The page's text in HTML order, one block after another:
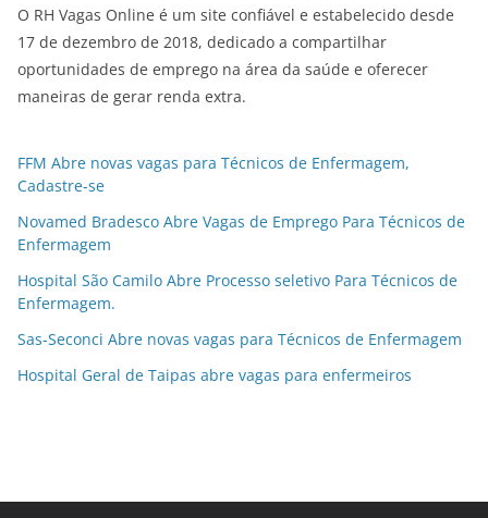
O RH Vagas Online é um site confiável e estabelecido desde
17 de dezembro de 2018, dedicado a compartilhar
oportunidades de emprego na área da saúde e oferecer
maneiras de gerar renda extra.
FFM Abre novas vagas para Técnicos de Enfermagem,
Cadastre-se
Novamed Bradesco Abre Vagas de Emprego Para Técnicos de
Enfermagem
Hospital São Camilo Abre Processo seletivo Para Técnicos de
Enfermagem.
Sas-Seconci Abre novas vagas para Técnicos de Enfermagem
Hospital Geral de Taipas abre vagas para enfermeiros